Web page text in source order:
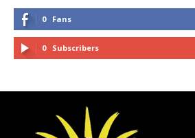
0 Fans
0 Subscribers